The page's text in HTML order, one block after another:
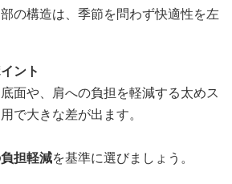
の構造は、季節を問わず快適性を左
ント
面や、肩への負担を軽減する太めス
で大きな差が出ます。
担軽減を基準に選びましょう。